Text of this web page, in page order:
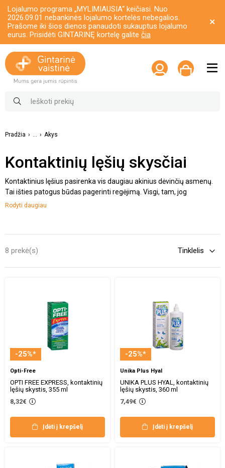
Lojalumo programa „MYLIMIAUSIA“ keičiasi. Nuo
2026.09.01 nebankinės lojalumo kortelės nebegalios.
Prašome iki šios dienos panaudoti sukauptus lojalumo
eurus. Prisidėti GINTARINĘ kortelę galite čia
Pradžia ... Akys
Kontaktinių lęšių skysčiai
Kontaktinius lęšius pasirenka vis daugiau akinius dėvinčių asmenų.
Tai išties patogus būdas pagerinti regėjimą. Visgi, tam, jog
apsaugotumėte akis nuo sudirgimo, svarbu rūpintis kontaktiniais
Rodyti daugiau
8 prekė(s)
-25%*
Opti-Free
OPTI FREE EXPRESS, kontaktinių
lęšių skystis, 355 ml
8,32€
Įdėti į krepšelį
-25%*
Unika Plus Hyal
UNIKA PLUS HYAL, kontaktinių
lęšių skystis, 360 ml
7,49€
Įdėti į krepšelį